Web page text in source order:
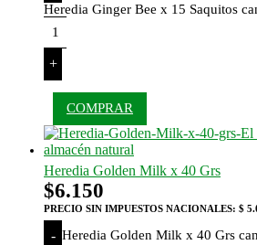
Heredia Ginger Bee x 15 Saquitos
+
COMPRAR
Heredia Golden Milk x 40 Grs
$6.150
PRECIO SIN IMPUESTOS NACIONALES: $
- Heredia Golden Milk x 40 Grs